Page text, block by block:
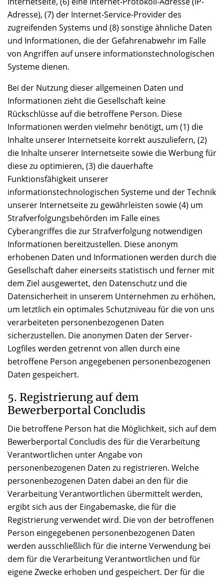
Adresse), (7) der Internet-Service-Provider des
zugreifenden Systems und (8) sonstige ähnliche Daten
und Informationen, die der Gefahrenabwehr im Falle
von Angriffen auf unsere informationstechnologischen
Systeme dienen.
Bei der Nutzung dieser allgemeinen Daten und
Informationen zieht die Gesellschaft keine
Rückschlüsse auf die betroffene Person. Diese
Informationen werden vielmehr benötigt, um (1) die
Inhalte unserer Internetseite korrekt auszuliefern, (2)
die Inhalte unserer Internetseite sowie die Werbung für
diese zu optimieren, (3) die dauerhafte
Funktionsfähigkeit unserer
informationstechnologischen Systeme und der Technik
unserer Internetseite zu gewährleisten sowie (4) um
Strafverfolgungsbehörden im Falle eines
Cyberangriffes die zur Strafverfolgung notwendigen
Informationen bereitzustellen. Diese anonym
erhobenen Daten und Informationen werden durch die
Gesellschaft daher einerseits statistisch und ferner mit
dem Ziel ausgewertet, den Datenschutz und die
Datensicherheit in unserem Unternehmen zu erhöhen,
um letztlich ein optimales Schutzniveau für die von uns
verarbeiteten personenbezogenen Daten
sicherzustellen. Die anonymen Daten der Server-
Logfiles werden getrennt von allen durch eine
betroffene Person angegebenen personenbezogenen
Daten gespeichert.
5. Registrierung auf dem
Bewerberportal Concludis
Die betroffene Person hat die Möglichkeit, sich auf dem
Bewerberportal Concludis des für die Verarbeitung
Verantwortlichen unter Angabe von
personenbezogenen Daten zu registrieren. Welche
personenbezogenen Daten dabei an den für die
Verarbeitung Verantwortlichen übermittelt werden,
ergibt sich aus der Eingabemaske, die für die
Registrierung verwendet wird. Die von der betroffenen
Person eingegebenen personenbezogenen Daten
werden ausschließlich für die interne Verwendung bei
dem für die Verarbeitung Verantwortlichen und für
eigene Zwecke erhoben und gespeichert. Der für die